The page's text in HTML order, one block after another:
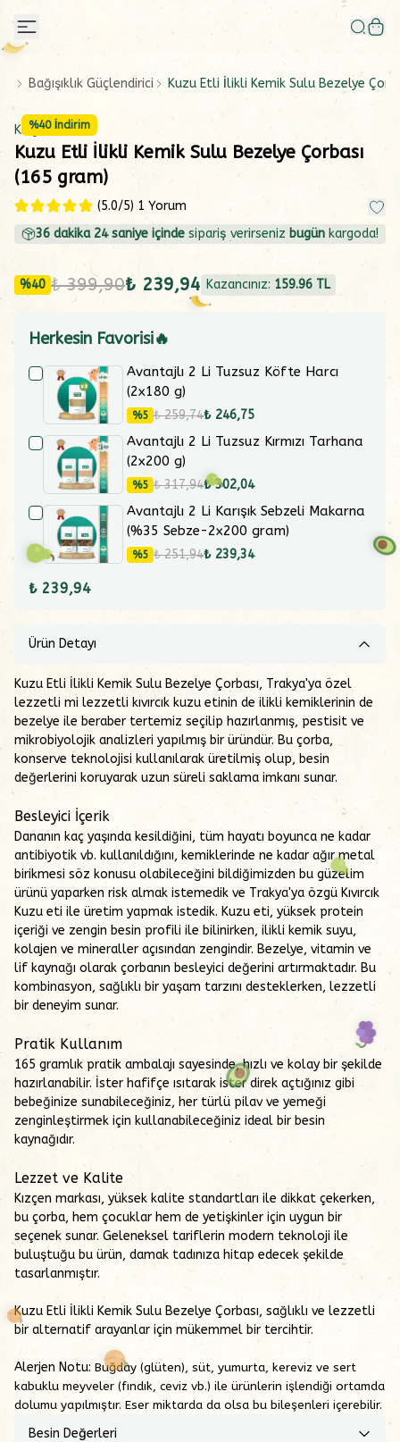
Bağışıklık Güçlendirici Kuzu Etli İlikli Kemik Sulu Bezelye
%40 İndirim
Kızçen
Kuzu Etli İlikli Kemik Sulu Bezelye Çorbası
(165 gram)
(5.0/5) 1 Yorum
36 dakika 24saniye içinde sipariş verirseniz bugün kargoda!
%40 ₺ 399,90₺ 239,94 Kazancınız: 159.96 TL
Herkesin Favorisi🔥
Avantajlı 2 Li Tuzsuz Köfte Harcı
(2x180 g)
%5 ₺ 259,74₺ 246,75
Avantajlı 2 Li Tuzsuz Kırmızı Tarhana
(2x200 g)
%5 ₺ 317,94₺ 302,04
Avantajlı 2 Li Karışık Sebzeli Makarna
(%35 Sebze-2x200 gram)
%5 ₺ 251,94₺ 239,34
₺ 239,94
Ürün Detayı
Kuzu Etli İlikli Kemik Sulu Bezelye Çorbası, Trakya'ya özel
lezzetli mi lezzetli kıvırcık kuzu etinin de ilikli kemiklerinin de
bezelye ile beraber tertemiz seçilip hazırlanmış, pestisit ve
mikrobiyolojik analizleri yapılmış bir üründür. Bu çorba,
konserve teknolojisi kullanılarak üretilmiş olup, besin
değerlerini koruyarak uzun süreli saklama imkanı sunar.
Besleyici İçerik
Dananın kaç yaşında kesildiğini, tüm hayatı boyunca ne kadar
antibiyotik vb. kullanıldığını, kemiklerinde ne kadar ağır metal
birikmesi söz konusu olabileceğini bildiğimizden bu güzelim
ürünü yaparken risk almak istemedik ve Trakya'ya özgü Kıvırcık
Kuzu eti ile üretim yapmak istedik. Kuzu eti, yüksek protein
içeriği ve zengin besin profili ile bilinirken, ilikli kemik suyu,
kolajen ve mineraller açısından zengindir. Bezelye, vitamin ve
lif kaynağı olarak çorbanın besleyici değerini artırmaktadır. Bu
kombinasyon, sağlıklı bir yaşam tarzını desteklerken, lezzetli
bir deneyim sunar.
Pratik Kullanım
165 gramlık pratik ambalajı sayesinde, hızlı ve kolay bir şekilde
hazırlanabilir. İster hafifçe ısıtarak ister direk açtığınız gibi
bebeğinize sunabileceğiniz, her türlü pilav ve yemeği
zenginleştirmek için kullanabileceğiniz ideal bir besin
kaynağıdır.
Lezzet ve Kalite
Kızçen markası, yüksek kalite standartları ile dikkat çekerken,
bu çorba, hem çocuklar hem de yetişkinler için uygun bir
seçenek sunar. Geleneksel tariflerin modern teknoloji ile
buluştuğu bu ürün, damak tadınıza hitap edecek şekilde
tasarlanmıştır.
Kuzu Etli İlikli Kemik Sulu Bezelye Çorbası, sağlıklı ve lezzetli
bir alternatif arayanlar için mükemmel bir tercihtir.
Alerjen Notu: Buğday (glüten), süt, yumurta, kereviz ve sert
kabuklu meyveler (fındık, ceviz vb.) ile ürünlerin işlendiği ortamda
dolumu yapılmıştır. Eser miktarda da olsa bu bileşenleri içerebilir.
Besin Değerleri